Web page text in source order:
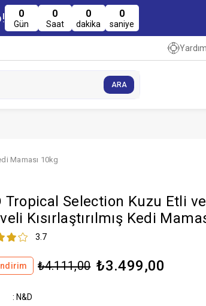
0
Gün
0
Saat
0
dakika
0
saniye
Maması 10kg
Tropical Selection Kuzu Etli
Kısırlaştırılmış Kedi
3.7
₺4.111,00 ₺3.499,00
: N&D